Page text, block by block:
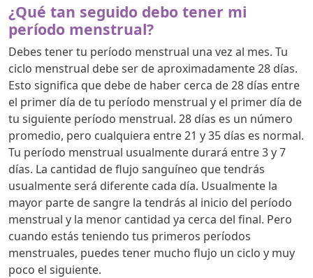
¿Qué tan seguido debo tener mi
período menstrual?
Debes tener tu período menstrual una vez al mes. Tu
ciclo menstrual debe ser de aproximadamente 28 días.
Esto significa que debe de haber cerca de 28 días entre
el primer día de tu período menstrual y el primer día de
tu siguiente período menstrual. 28 días es un número
promedio, pero cualquiera entre 21 y 35 días es normal.
Tu período menstrual usualmente durará entre 3 y 7
días. La cantidad de flujo sanguíneo que tendrás
usualmente será diferente cada día. Usualmente la
mayor parte de sangre la tendrás al inicio del período
menstrual y la menor cantidad ya cerca del final. Pero
cuando estás teniendo tus primeros períodos
menstruales, puedes tener mucho flujo un ciclo y muy
poco el siguiente.